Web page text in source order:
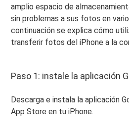
amplio espacio de
sin problemas a sus fotos en
continuación se explica cómo
transferir fotos del iPhone a la
Paso 1: instale la aplicación
Descarga e instala la aplicación
App Store en tu iPhone.